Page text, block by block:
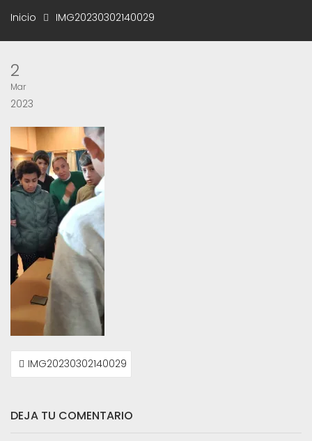
Inicio IMG20230302140029
2
Mar
2023
NAVEGACIÓN
DEIMG20230302140029
DEJA TU COMENTARIO